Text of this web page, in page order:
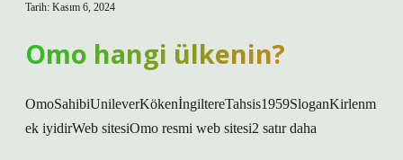
Tarih: Kasım 6, 2024
Omo hangi ülkenin?
OmoSahibiUnileverKökenİngiltereTahsis1959SloganKirlenm
ek iyidirWeb sitesiOmo resmi web sitesi2 satır daha